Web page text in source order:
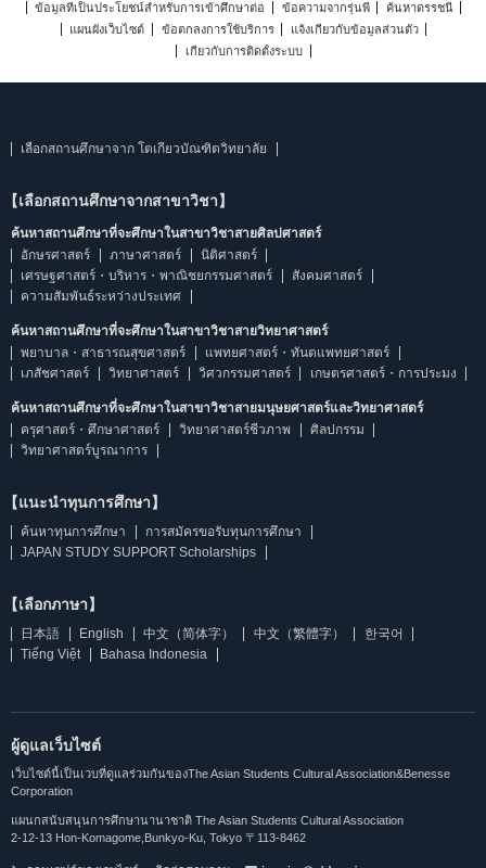
ข้อมูลที่เป็นประโยชน์สำหรับการเข้าศึกษาต่อ
ข้อความจากรุ่นพี่
ค้นหาดรรชนี
แผนผังเว็บไซต์
ข้อตกลงการใช้บริการ
แจ้งเกี่ยวกับข้อมูลส่วนตัว
เกี่ยวกับการติดตั้งระบบ
เลือกสถานศึกษาจาก โตเกียวบัณฑิตวิทยาลัย
【เลือกสถานศึกษาจากสาขาวิชา】
ค้นหาสถานศึกษาที่จะศึกษาในสาขาวิชาสายศิลปศาสตร์
อักษรศาสตร์
ภาษาศาสตร์
นิติศาสตร์
เศรษฐศาสตร์・บริหาร・พาณิชยกรรมศาสตร์
สังคมศาสตร์
ความสัมพันธ์ระหว่างประเทศ
ค้นหาสถานศึกษาที่จะศึกษาในสาขาวิชาสายวิทยาศาสตร์
พยาบาล・สาธารณสุขศาสตร์
แพทยศาสตร์・ทันตแพทยศาสตร์
เภสัชศาสตร์
วิทยาศาสตร์ วิศวกรรมศาสตร์ เกษตรศาสตร์・การประมง
ค้นหาสถานศึกษาที่จะศึกษาในสาขาวิชาสายมนุษยศาสตร์และวิทยาศาสตร์
ครุศาสตร์・ศึกษาศาสตร์
วิทยาศาสตร์ชีวภาพ
ศิลปกรรม
วิทยาศาสตร์บูรณาการ
【แนะนำทุนการศึกษา】
ค้นหาทุนการศึกษา
การสมัครขอรับทุนการศึกษา
JAPAN STUDY SUPPORT Scholarships
【เลือกภาษา】
日本語 English 中文（简体字） 中文（繁體字）
한국어
Tiếng Việt
Bahasa Indonesia
ผู้ดูแลเว็บไซต์
เว็บไซต์นี้เป็นเวบที่ดูแลร่วมกันของThe Asian Students Cultural Association&Benesse
Corporation
แผนกสนับสนุนการศึกษานานาชาติ The Asian Students Cultural Association
2-12-13 Hon-Komagome,Bunkyo-Ku, Tokyo 〒113-8462